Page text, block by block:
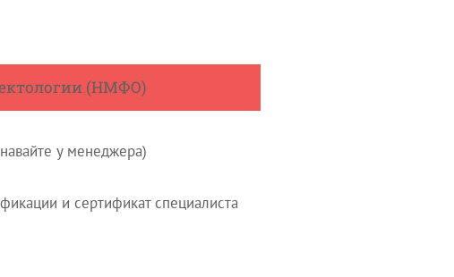
(НМФО)
у менеджера)
и сертификат специалиста